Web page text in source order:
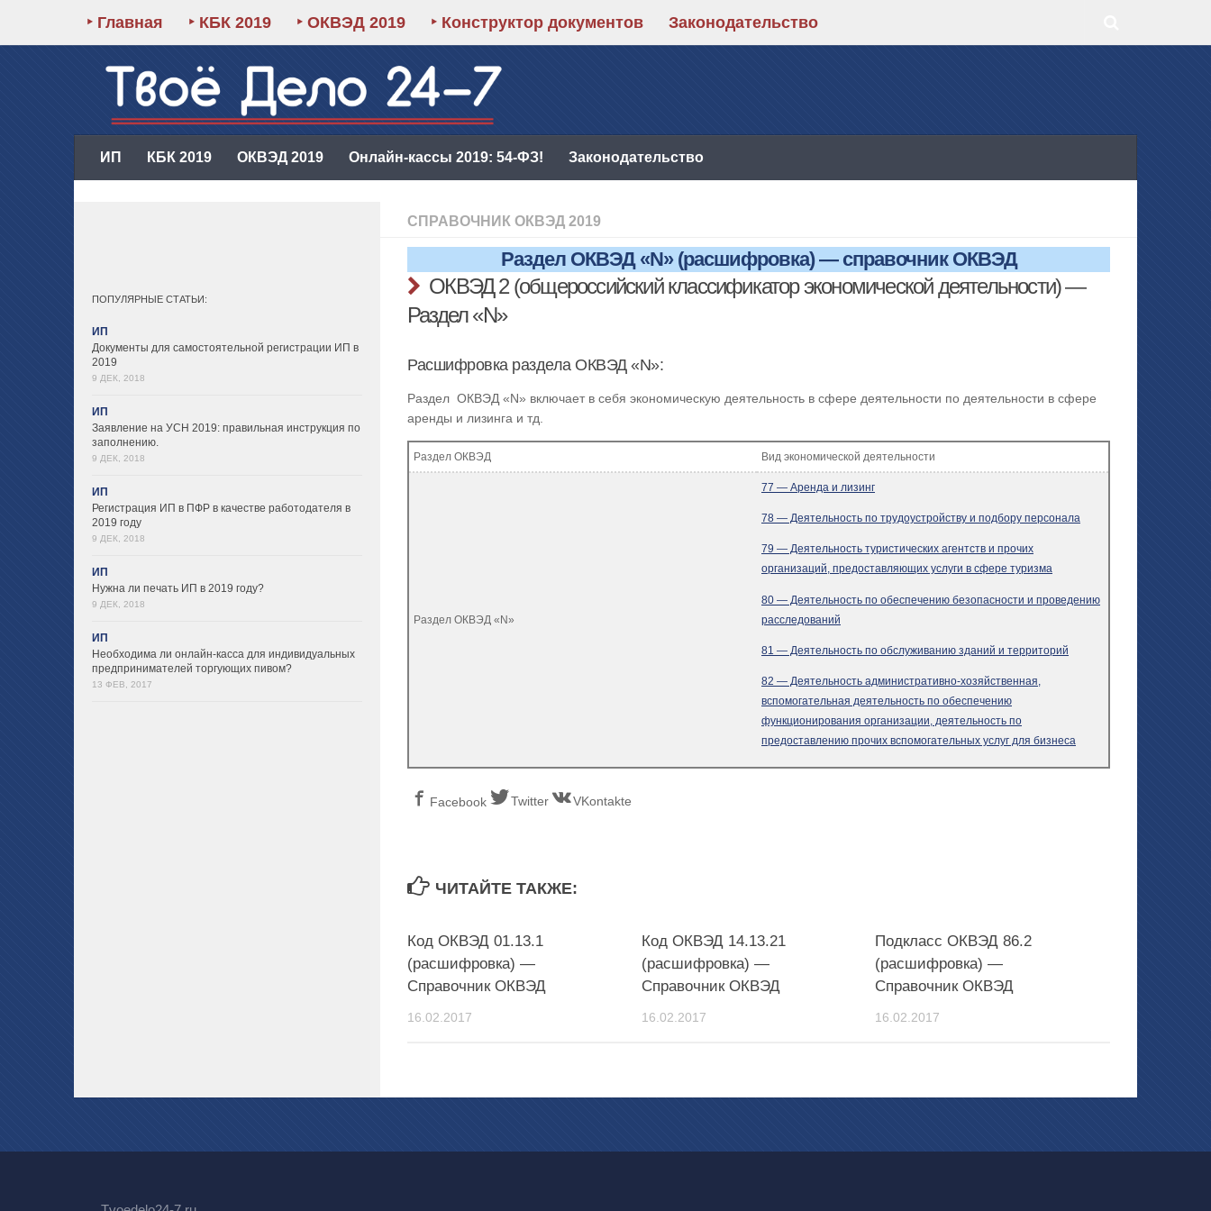
‣ Главная ‣ КБК 2019 ‣ ОКВЭД 2019 ‣ Конструктор документов Законодательство
ИП КБК 2019 ОКВЭД 2019 Онлайн-кассы 2019: 54-ФЗ! Законодательство
СПРАВОЧНИК ОКВЭД 2019
Раздел ОКВЭД «N» (расшифровка) — справочник ОКВЭД
ОКВЭД 2 (общероссийский классификатор экономической деятельности) —
Раздел «N»
Расшифровка раздела ОКВЭД «N»:
Раздел ОКВЭД «N» включает в себя экономическую деятельность в сфере деятельности по деятельности в сфере
аренды и лизинга и тд.
Раздел ОКВЭД Вид экономической деятельности
Раздел ОКВЭД «N»
77 — Аренда и лизинг
78 — Деятельность по трудоустройству и подбору персонала
79 — Деятельность туристических агентств и прочих
организаций, предоставляющих услуги в сфере туризма
80 — Деятельность по обеспечению безопасности и проведению
расследований
81 — Деятельность по обслуживанию зданий и территорий
82 — Деятельность административно-хозяйственная,
вспомогательная деятельность по обеспечению
функционирования организации, деятельность по
предоставлению прочих вспомогательных услуг для бизнеса
Facebook Twitter VKontakte
ЧИТАЙТЕ ТАКЖЕ:
Код ОКВЭД 01.13.1
(расшифровка) —
Справочник ОКВЭД
16.02.2017
Код ОКВЭД 14.13.21
(расшифровка) —
Справочник ОКВЭД
16.02.2017
Подкласс ОКВЭД 86.2
(расшифровка) —
Справочник ОКВЭД
16.02.2017
ПОПУЛЯРНЫЕ СТАТЬИ:
ИП
Документы для самостоятельной регистрации ИП в
2019
9 ДЕК, 2018
ИП
Заявление на УСН 2019: правильная инструкция по
заполнению.
9 ДЕК, 2018
ИП
Регистрация ИП в ПФР в качестве работодателя в
2019 году
9 ДЕК, 2018
ИП
Нужна ли печать ИП в 2019 году?
9 ДЕК, 2018
ИП
Необходима ли онлайн-касса для индивидуальных
предпринимателей торгующих пивом?
13 ФЕВ, 2017